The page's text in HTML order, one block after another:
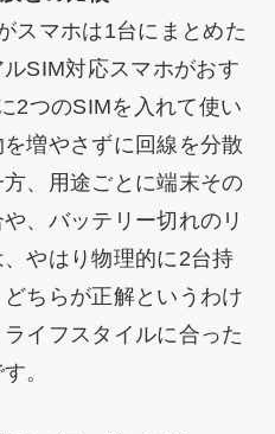
スマホは1台にまとめた
SIM対応スマホがおす
2つのSIMを入れて使い
増やさずに回線を分散
、用途ごとに端末その
、バッテリー切れのリ
やはり物理的に2台持
ちらが正解というわけ
イフスタイルに合った
。